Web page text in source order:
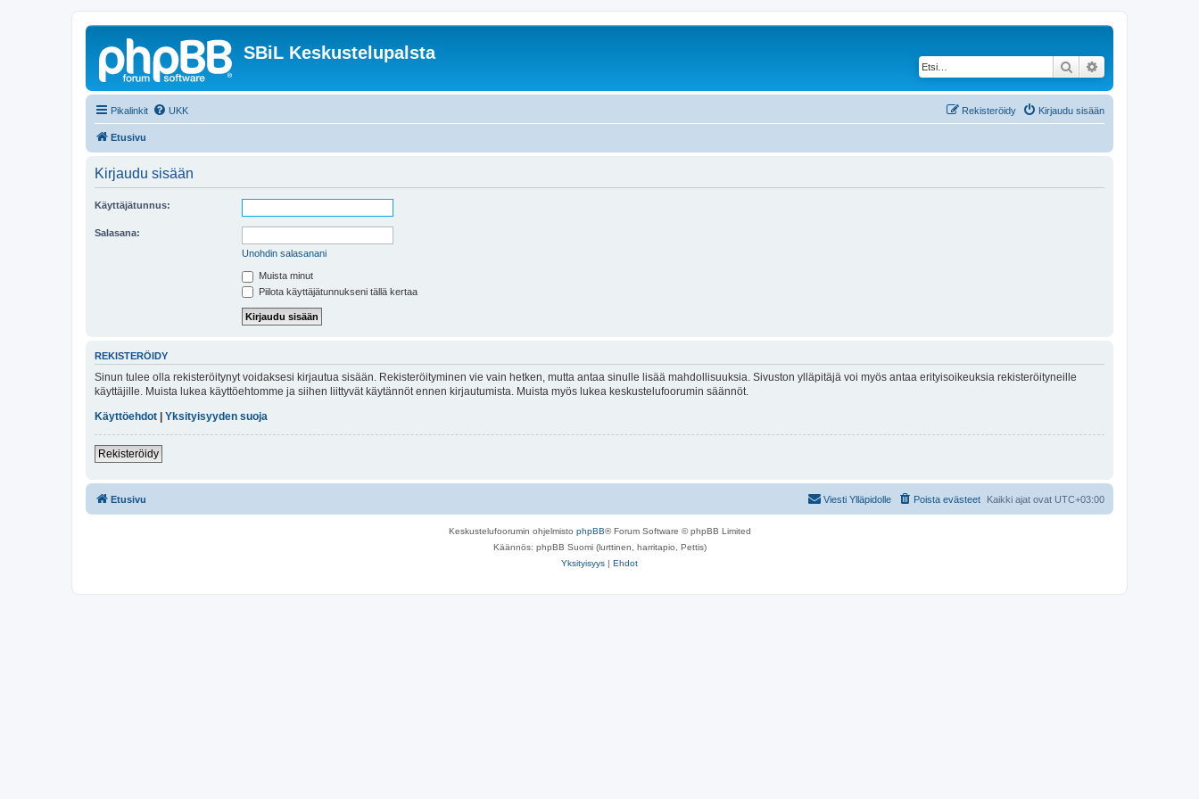
SBiL Keskustelupalsta
Etsi
Pikalinkit UKK Kirjaudu sisään
Rekisteröidy
Etusivu
Kirjaudu sisään
Käyttäjätunnus:
Salasana:
Unohdin salasanani
Muista minut
Piilota käyttäjätunnukseni tällä kertaa
REKISTERÖIDY
Sinun tulee olla rekisteröitynyt voidaksesi kirjautua sisään. Rekisteröityminen vie vain hetken, mutta antaa sinulle lisää mahdollisuuksia. Sivuston ylläpitäjä voi myös antaa erityisoikeuksia rekisteröityneille
käyttäjille. Muista lukea käyttöehtomme ja siihen liittyvät käytännöt ennen kirjautumista. Muista myös lukea keskustelufoorumin säännöt.
Käyttöehdot | Yksityisyyden suoja
Rekisteröidy
Etusivu Kaikki ajat ovat UTC+03:00
Poista evästeet
Viesti Ylläpidolle
Keskustelufoorumin ohjelmisto phpBB® Forum Software © phpBB Limited
Käännös: phpBB Suomi (lurttinen, harritapio, Pettis)
Yksityisyys | Ehdot